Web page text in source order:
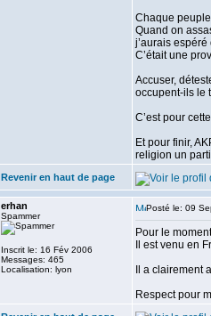
Chaque
Quand on
j’aurais
C’était une
Accuser,
occupent-ils le
C’est pour
Et pour finir,
religion un
Revenir en haut de page
erhan
Spammer
Inscrit le: 16 Fév 2006
Messages: 465
Localisation: lyon
Posté le: 09
Pour le
Il est venu en
Il a clairement
Respect pour